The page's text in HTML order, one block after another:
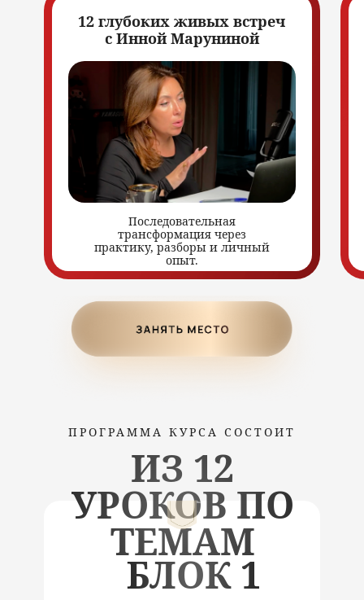
12 глубоких живых встреч
с Инной Маруниной
Последовательная
трансформация через
практику, разборы и личный
опыт.
ПРОГРАММА КУРСА СОСТОИТ
ИЗ 12
УРОКОВ ПО
ТЕМАМ
БЛОК 1